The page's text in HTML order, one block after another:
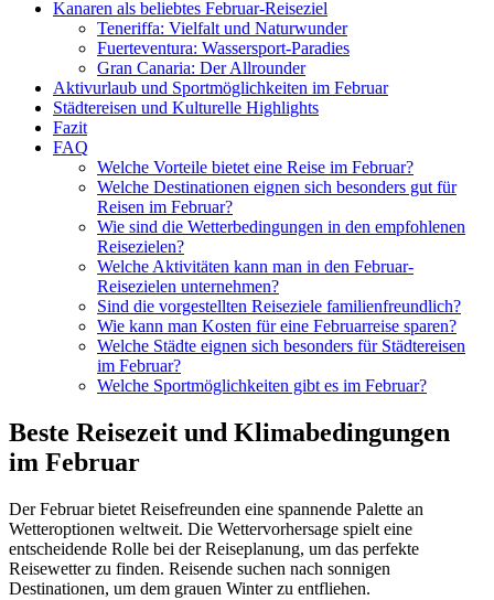
Kanaren als beliebtes Februar-Reiseziel
Teneriffa: Vielfalt und Naturwunder
Fuerteventura: Wassersport-Paradies
Gran Canaria: Der Allrounder
Aktivurlaub und Sportmöglichkeiten im Februar
Städtereisen und Kulturelle Highlights
Fazit
FAQ
Welche Vorteile bietet eine Reise im Februar?
Welche Destinationen eignen sich besonders gut für
Reisen im Februar?
Wie sind die Wetterbedingungen in den empfohlenen
Reisezielen?
Welche Aktivitäten kann man in den Februar-
Reisezielen unternehmen?
Sind die vorgestellten Reiseziele familienfreundlich?
Wie kann man Kosten für eine Februarreise sparen?
Welche Städte eignen sich besonders für Städtereisen
im Februar?
Welche Sportmöglichkeiten gibt es im Februar?
Beste Reisezeit und Klimabedingungen
im Februar
Der Februar bietet Reisefreunden eine spannende Palette an
Wetteroptionen weltweit. Die Wettervorhersage spielt eine
entscheidende Rolle bei der Reiseplanung, um das perfekte
Reisewetter zu finden. Reisende suchen nach sonnigen
Destinationen, um dem grauen Winter zu entfliehen.